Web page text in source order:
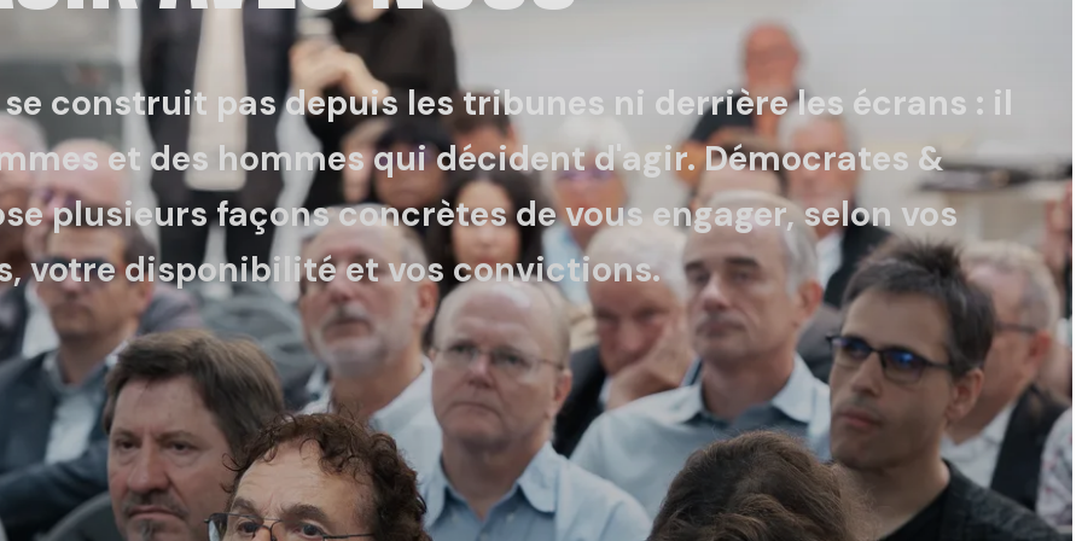
construit pas depuis les tribunes ni derrière les écrans : il
et des hommes qui décident d'agir. Démocrates &
plusieurs façons concrètes de vous engager, selon vos
votre disponibilité et vos convictions.